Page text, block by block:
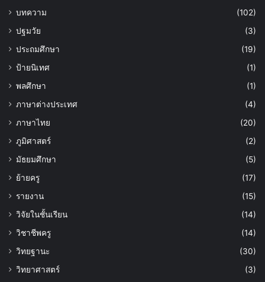
บทความ
(102)
ปฐมวัย
(3)
ประถมศึกษา
(19)
ป้ายนิเทศ
(1)
พลศึกษา
(1)
ภาษาต่างประเทศ
(4)
ภาษาไทย
(20)
ภูมิศาสตร์
(2)
มัธยมศึกษา
(5)
ย้ายครู
(17)
รายงาน
(15)
วิจัยในชั้นเรียน
(14)
วิชาชีพครู
(14)
วิทยฐานะ
(30)
วิทยาศาสตร์
(3)